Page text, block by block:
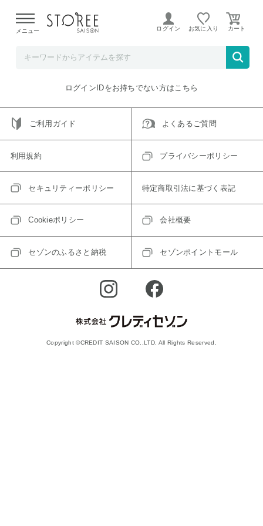
よる配送遅延が発生しております。
メニュー ログイン お気に入り
ご指定のアイテムは取り扱い終了、またはただいま取り扱い
トップへ戻る
ログインIDをお持ちでない方はこちら
ご利用ガイド よくあるご質問
利用規約 プライバシーポリシー
セキュリティーポリシー 特定商取引法に基づく表記
Cookieポリシー 会社概要
セゾンのふるさと納税 セゾンポイントモール
Copyright ©CREDIT SAISON CO.,LTD. All Rights Reserved.